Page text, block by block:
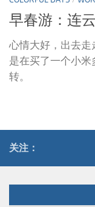
早春游：连
心情大好，出去
是在买了一个小
转。
关注：